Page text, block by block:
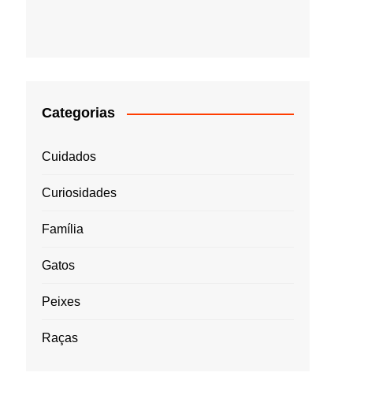
Categorias
Cuidados
Curiosidades
Família
Gatos
Peixes
Raças